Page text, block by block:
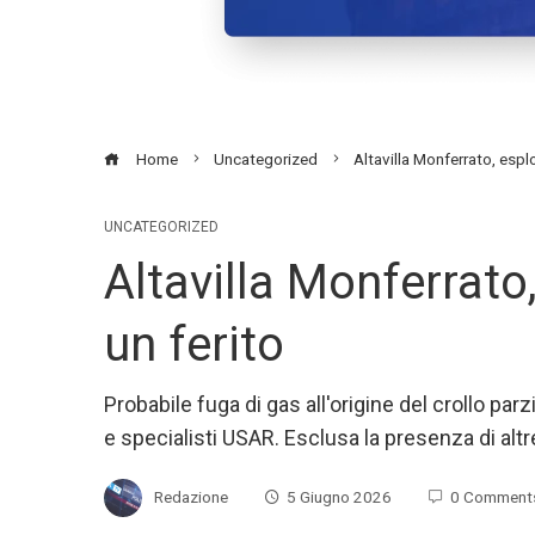
Home Uncategorized Altavilla Monferrato,
UNCATEGORIZED
Altavilla
un ferito
Probabile fuga di gas all'origine del crollo
e specialisti USAR. Esclusa la presenza di
Redazione 5 Giugno 2026 0